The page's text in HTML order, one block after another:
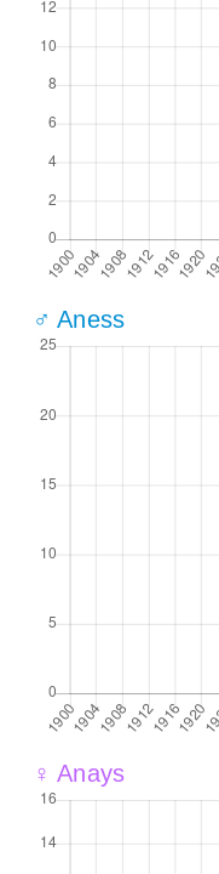
♂ Aness
♀ Anays